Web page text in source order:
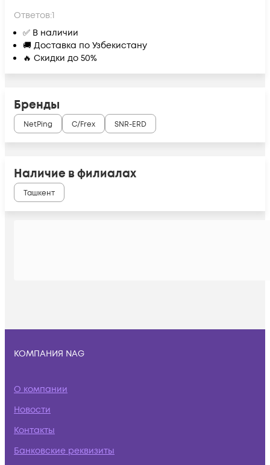
Ответов:1
✅ В наличии
🚚 Доставка по Узбекистану
🔥 Скидки до 50%
Бренды
NetPing C/Frex SNR-ERD
Наличие в филиалах
Ташкент
КОМПАНИЯ NAG
О компании
Новости
Контакты
Банковские реквизиты